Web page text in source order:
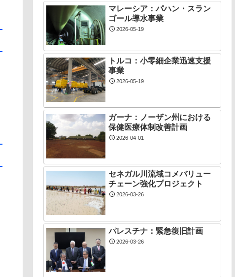
マレーシア：パハン・スラン
ゴール導水事業
2026-05-19
トルコ：小零細企業迅速支援
事業
2026-05-19
ガーナ：ノーザン州における
保健医療体制改善計画
2026-04-01
セネガル川流域コメバリュー
チェーン強化プロジェクト
2026-03-26
パレスチナ：緊急復旧計画
2026-03-26